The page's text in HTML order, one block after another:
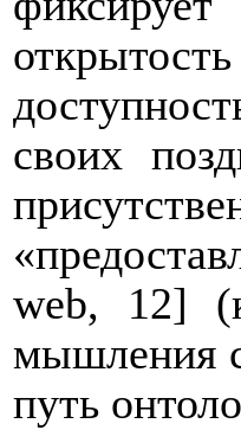
своих
web, 12]
мышления
путь